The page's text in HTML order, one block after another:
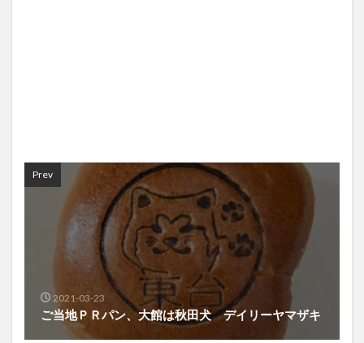
Prev
2021-03-23
ご当地ＰＲパン、大館は秋田犬 デイリーヤマザキ